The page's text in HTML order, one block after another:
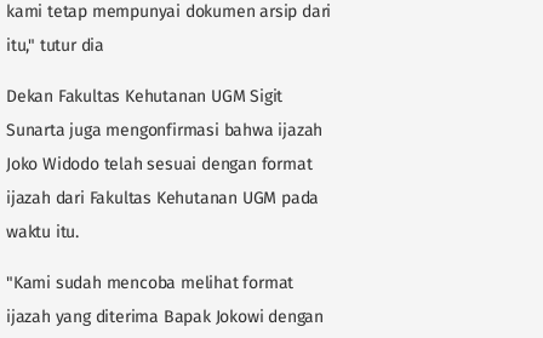
kami tetap mempunyai dokumen arsip dari
itu," tutur dia
Dekan Fakultas Kehutanan UGM Sigit
Sunarta juga mengonfirmasi bahwa ijazah
Joko Widodo telah sesuai dengan format
ijazah dari Fakultas Kehutanan UGM pada
waktu itu.
"Kami sudah mencoba melihat format
ijazah yang diterima Bapak Jokowi dengan